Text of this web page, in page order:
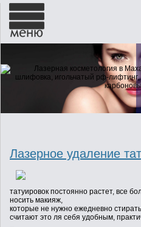
О
Лазерное удаление
татуировок постоянно растет, все
носить макияж,
которые не нужно ежедневно
считают это ля себя удобным,